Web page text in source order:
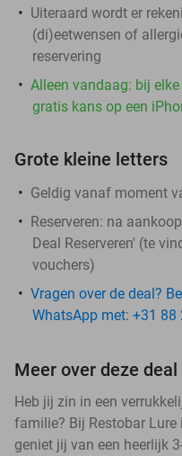
Uiteraard wordt er
(di)eetwensen of
reservering
Alleen vandaag: bij
gratis kans op een
Grote kleine letters
Geldig vanaf moment
Reserveren: na
Deal Reserveren' (te
vouchers)
Vragen over de deal?
WhatsApp met: +31 88
Meer over deze deal
Heb jij zin in een
familie? Bij Restobar
geniet jij van een heerlijk